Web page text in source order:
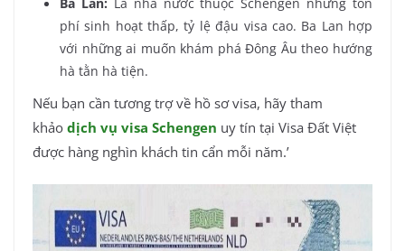
phí sinh hoạt thấp, tỷ lệ đậu visa cao. Ba Lan hợp
với những ai muốn khám phá Đông Âu theo hướng
hà tằn hà tiện.
Nếu bạn cần tương trợ về hồ sơ visa, hãy tham
khảo dịch vụ visa Schengen uy tín tại Visa Đất Việt
được hàng nghìn khách tin cẩn mỗi năm.’